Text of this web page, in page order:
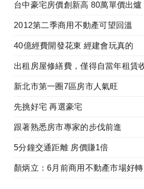
台中豪宅房價創新高 80萬單價出爐
2012第二季商用不動產可望回溫
40億經費開發花東 經建會玩真的
出租房屋修繕費，僅得自當年租賃
新北市第一圈7區房市人氣旺
先挑好宅 再選豪宅
跟著熟悉房市專家的步伐前進
5分鐘交通距離 房價賺1倍
顏炳立：6月前商用不動產市場好轉